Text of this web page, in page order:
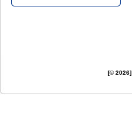
[© 2026]